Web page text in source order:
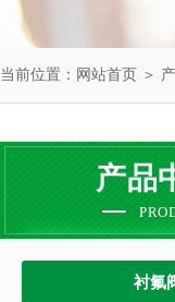
当前位置： 网站首页 ＞
产品
衬氟